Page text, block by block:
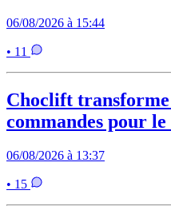
06/08/2026 à 15:44
• 11
Choclift transforme
commandes pour
06/08/2026 à 13:37
• 15